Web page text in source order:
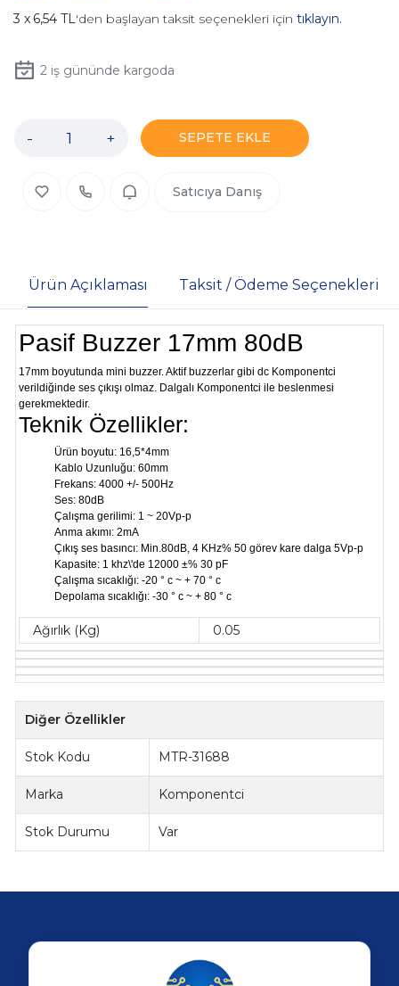
6,54 TL'den başlayan taksit seçenekleri için tıklayın.
2iş gününde kargoda
- + SEPETE EKLE
Satıcıya Danış
Ürün Açıklaması Taksit / Ödeme Seçenekleri
Pasif Buzzer 17mm 80dB
17mm boyutunda mini buzzer. Aktif buzzerlar gibi dc Komponentci
verildiğinde ses çıkışı olmaz. Dalgalı Komponentci ile beslenmesi
gerekmektedir.
Teknik Özellikler:
Ürün boyutu: 16,5*4mm
Kablo Uzunluğu: 60mm
Frekans: 4000 +/- 500Hz
Ses: 80dB
Çalışma gerilimi: 1 ~ 20Vp-p
Anma akımı: 2mA
Çıkış ses basıncı: Min.80dB, 4 KHz% 50 görev kare dalga 5Vp-p
Kapasite: 1 khz\'de 12000 ±% 30 pF
Çalışma sıcaklığı: -20 ° c ~ + 70 ° c
Depolama sıcaklığı: -30 ° c ~ + 80 ° c
Ağırlık (Kg) 0.05
Diğer Özellikler
Stok Kodu MTR-31688
Marka Komponentci
Stok Durumu Var